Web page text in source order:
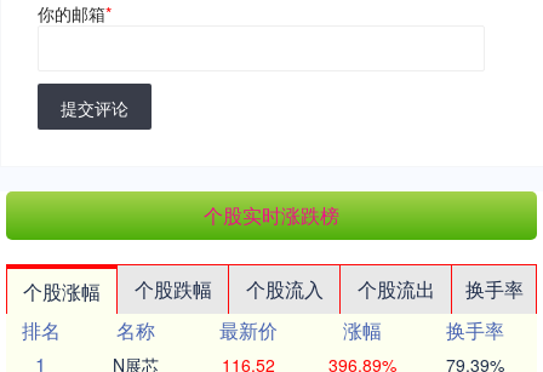
你的邮箱*
提交评论
个股实时涨跌榜
个股涨幅 个股跌幅 个股流入 个股流出
换手率
排名
名称 最新价 涨幅
换手率
1
N展芯 116.52 396.89% 79.39%